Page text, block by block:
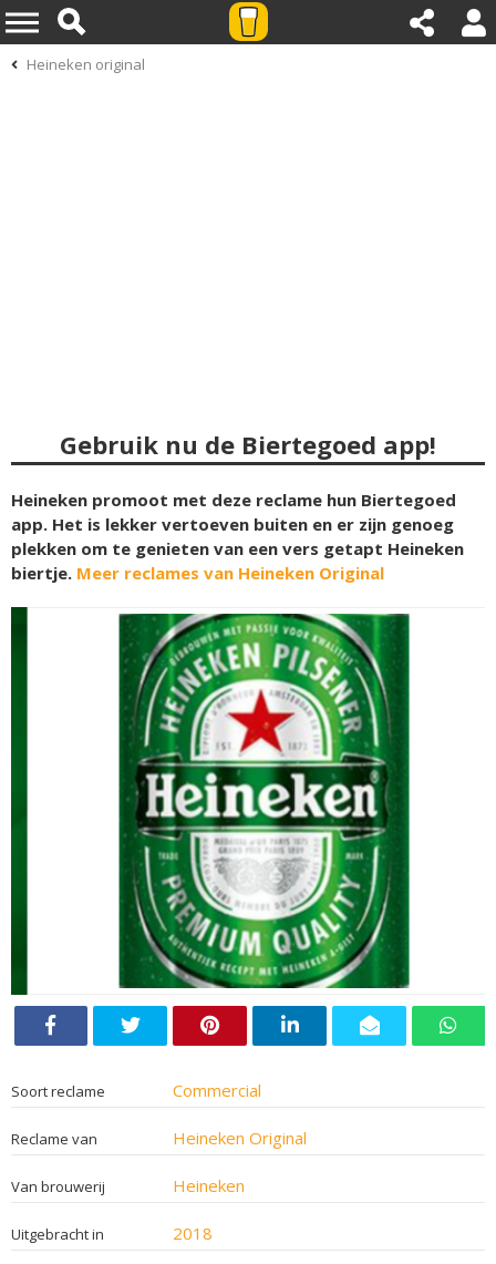
Heineken original
Gebruik nu de Biertegoed app!
Heineken promoot met deze reclame hun Biertegoed
app. Het is lekker vertoeven buiten en er zijn genoeg
plekken om te genieten van een vers getapt Heineken
biertje. Meer reclames van Heineken Original
Soort reclame Commercial
Reclame van Heineken Original
Van brouwerij Heineken
Uitgebracht in 2018